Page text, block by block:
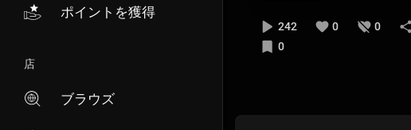
ポイントを獲得
店
ブラウズ
242 0 0
0